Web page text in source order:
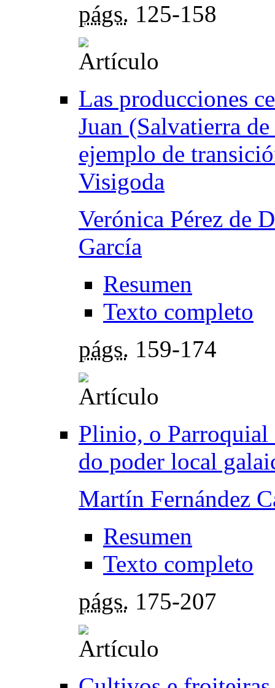
págs. 125-158
Las producciones
Juan (Salvatierra
ejemplo de
Visigoda
Verónica Pérez de
García
Resumen
Texto completo
págs. 159-174
Plinio, o Parroquial
do poder local
Martín Fernández
Resumen
Texto completo
págs. 175-207